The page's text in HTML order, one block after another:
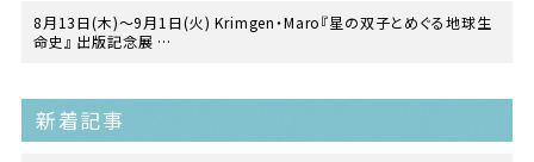
8月13日(木)〜9月1日(火) Krimgen・Maro『星の双子とめぐる地球生
命史』 出版記念展
新着記事